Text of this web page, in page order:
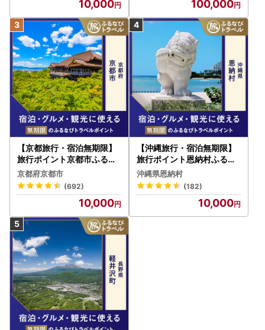
10,000 100,000
【京都旅行・宿泊無期限】
旅行ポイント京都市ふるな
びトラベルポイント
京都府京都市
(692)
10,000
【沖縄旅行・宿泊無期限】
旅行ポイント恩納村ふるな
びトラベルポイント
沖縄県恩納村
(182)
10,000